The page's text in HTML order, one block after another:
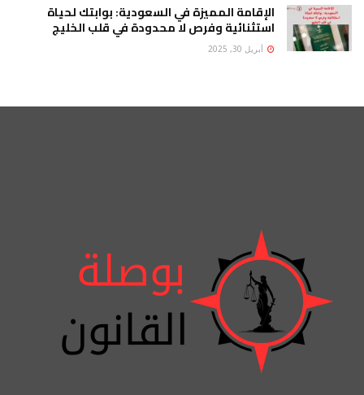
الإقامة المميزة في السعودية: بوابتك لحياة
استثنائية وفرص لا محدودة في قلب الخليج
أبريل 30, 2025